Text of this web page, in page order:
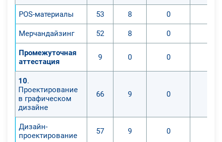
POS-материалы 53 8 0
Мерчандайзинг 52 8 0
Промежуточная
аттестация
9 0 0
10.
Проектирование
в графическом
дизайне
66 9 0
Дизайн-
проектирование
57 9 0